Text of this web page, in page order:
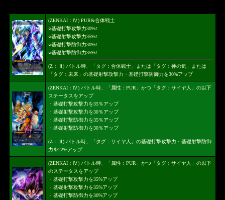
(ZENKAI：Ⅳ) PUR&合体戦士
○基礎打撃攻撃力30%↑
○基礎射撃攻撃力35%↑
○基礎打撃防御力30%↑
○基礎射撃防御力35%↑
(Z：Ⅲ) バトル時、「タグ：合体戦士」または「タグ：神の気」または
「タグ：未来」の基礎射撃攻撃力・基礎打撃防御力を30%アップ
(ZENKAI：Ⅳ) バトル時、「属性：PUR」かつ「タグ：サイヤ人」の以下
ステータスをアップ
・基礎打撃攻撃力を35％アップ
・基礎射撃攻撃力を30％アップ
・基礎打撃防御力を35％アップ
・基礎射撃防御力を30％アップ
(Z：Ⅲ) バトル時、「タグ：サイヤ人」の基礎打撃攻撃力・基礎射撃防御
力を22%アップ
(ZENKAI：Ⅳ) バトル時、「属性：PUR」かつ「タグ：サイヤ人」の以下
のステータスをアップ
・基礎打撃攻撃力を35%アップ
・基礎射撃攻撃力を35%アップ
・基礎打撃防御力を30%アップ